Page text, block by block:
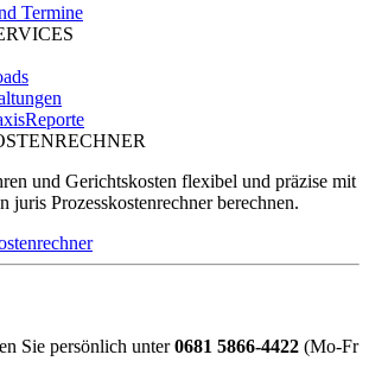
Termine
und Gerichtskosten flexibel und präzise mit
juris Prozesskostenrechner berechnen.
Sie persönlich unter0681 5866-4422 (Mo-Fr